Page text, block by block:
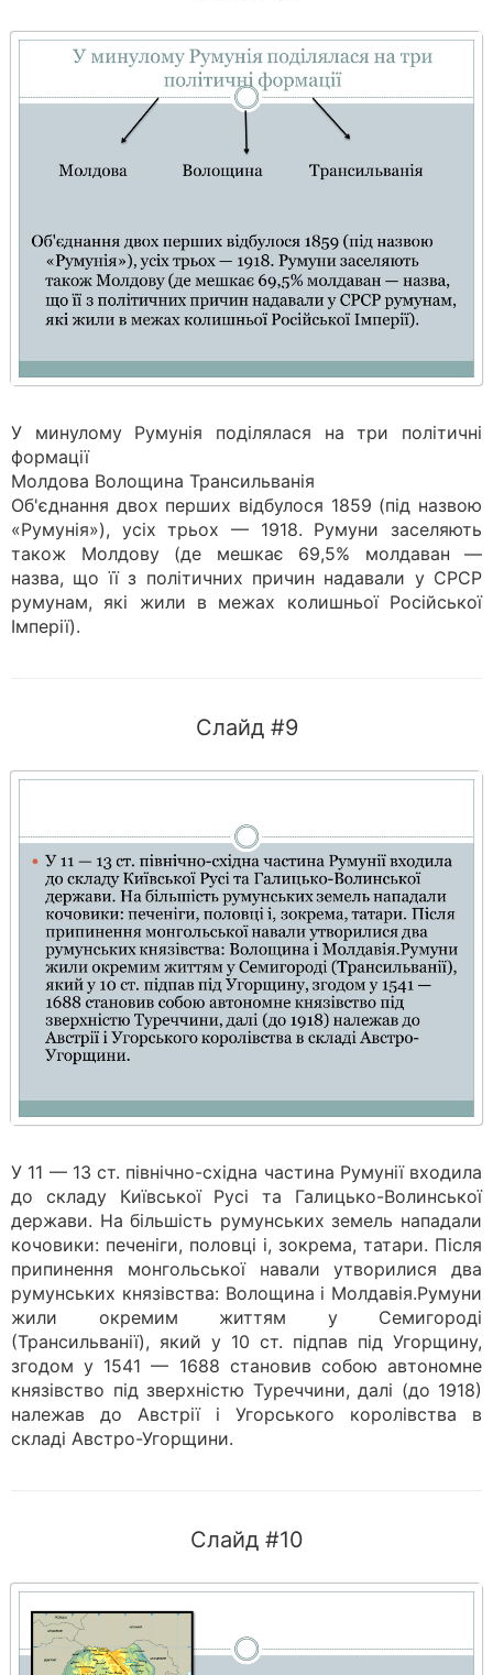
У минулому Румунія поділялася на три політичні
формації
Молдова Волощина Трансильванія
Об'єднання двох перших відбулося 1859 (під назвою
«Румунія»), усіх трьох — 1918. Румуни заселяють
також Молдову (де мешкає 69,5% молдаван —
назва, що її з політичних причин надавали у СРСР
румунам, які жили в межах колишньої Російської
Імперії).
Слайд #9
У 11 — 13 ст. північно-східна частина Румунії входила
до складу Київської Русі та Галицько-Волинської
держави. На більшість румунських земель нападали
кочовики: печеніги, половці і, зокрема, татари. Після
припинення монгольської навали утворилися два
румунських князівства: Волощина і Молдавія.Румуни
жили окремим життям у Семигороді
(Трансильванії), який у 10 ст. підпав під Угорщину,
згодом у 1541 — 1688 становив собою автономне
князівство під зверхністю Туреччини, далі (до 1918)
належав до Австрії і Угорського королівства в
складі Австро-Угорщини.
Слайд #10